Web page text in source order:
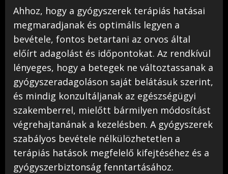
Ahhoz, hogy a gyógyszerek terápiás hatásai
megmaradjanak és optimális legyen a
bevétele, fontos betartani az orvos által
előírt adagolást és időpontokat. Az rendkívül
lényeges, hogy a betegek ne változtassanak a
gyógyszeradagoláson saját belátásuk szerint,
és mindig konzultáljanak az egészségügyi
szakemberrel, mielőtt bármilyen módosítást
végrehajtanának a kezelésben. A gyógyszerek
szabályos bevétele nélkülözhetetlen a
terápiás hatások megfelelő kifejtéséhez és a
gyógyszerbiztonság fenntartásához.